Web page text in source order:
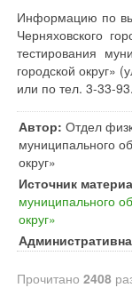
Информацию по
Черняховского
тестирования
городской округ»
или по тел. 3-33-93.
Автор: Отдел
муниципального
округ»
Источник
муниципального
округ»
Прочитано 2408